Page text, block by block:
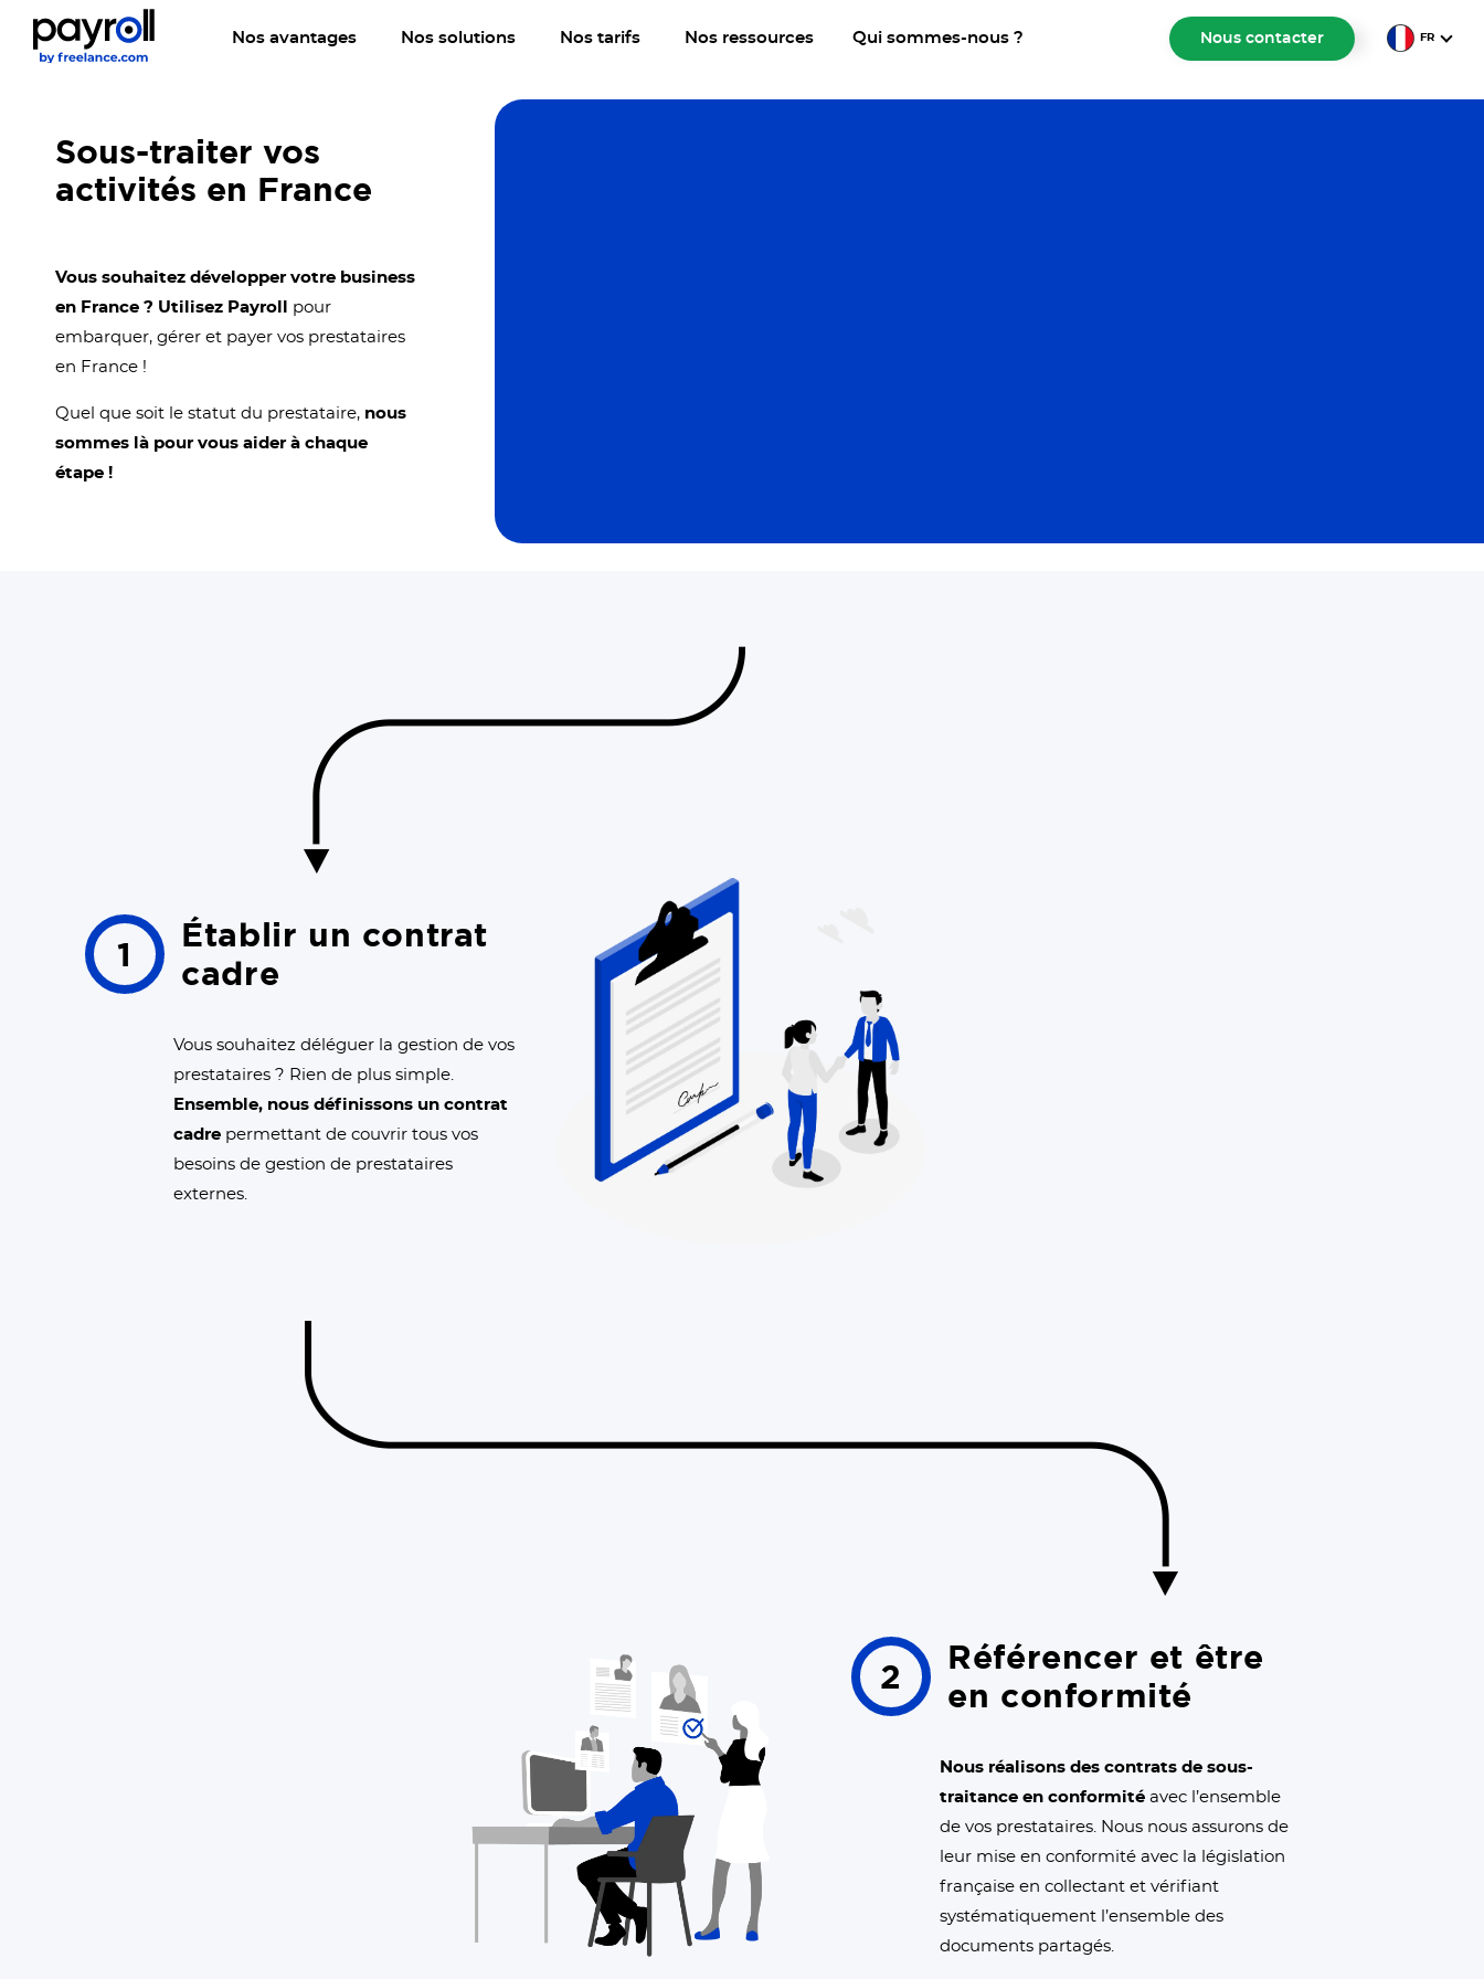
Nos avantages Nos solutions Nos tarifs Nos ressources Qui sommes-nous ? Nous contacter FR
Sous-traiter vos
activités en France
Vous souhaitez développer votre business
en France ? Utilisez Payroll
pour
embarquer, gérer et payer vos prestataires
en France !
Quel que soit le statut du prestataire, nous
sommes là pour vous aider à chaque
étape !
1
Établir un contrat
cadre
Vous souhaitez déléguer la gestion de vos
prestataires ? Rien de plus simple.
Ensemble, nous définissons un contrat
cadre permettant de couvrir tous vos
besoins de gestion de prestataires
externes.
2
Référencer et être
en conformité
Nous réalisons des contrats de sous-
traitance en conformité avec l’ensemble
de vos prestataires. Nous nous assurons de
leur mise en conformité avec la législation
française en collectant et vérifiant
systématiquement l’ensemble des
documents partagés.